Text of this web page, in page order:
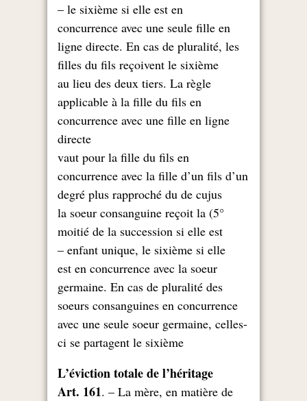
le sixième si elle est en –
concurrence avec une seule fille en
ligne directe. En cas de pluralité, les
filles du fils reçoivent le sixième
au lieu des deux tiers. La règle
applicable à la fille du fils en
concurrence avec une fille en ligne
directe
vaut pour la fille du fils en
concurrence avec la fille d’un fils d’un
degré plus rapproché du de cujus
5°) la soeur consanguine reçoit la
moitié de la succession si elle est
enfant unique, le sixième si elle –
est en concurrence avec la soeur
germaine. En cas de pluralité des
soeurs consanguines en concurrence
avec une seule soeur germaine, celles-
ci se partagent le sixième
L’éviction totale de l’héritage
Art. 161. – La mère, en matière de